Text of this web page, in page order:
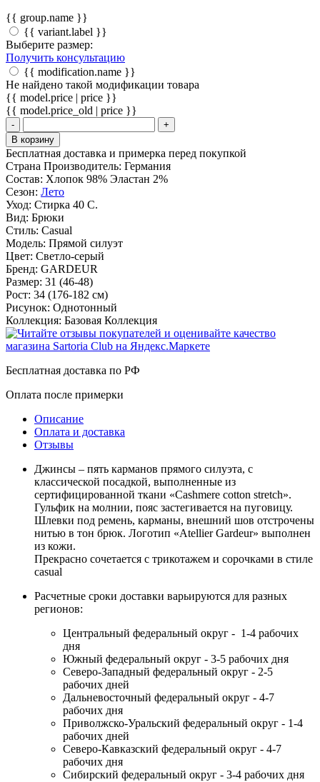
{{ group.name }}
{{ variant.label }}
Выберите размер:
Получить консультацию
{{ modification.name }}
Не найдено такой модификации товара
{{ model.price | price }}
{{ model.price_old | price }}
-
+
В корзину
Бесплатная доставка и примерка перед покупкой
Страна Производитель: Германия
Состав: Хлопок 98% Эластан 2%
Сезон: Лето
Уход: Стирка 40 С.
Вид: Брюки
Стиль: Casual
Модель: Прямой силуэт
Цвет: Светло-серый
Бренд: GARDEUR
Размер: 31 (46-48)
Рост: 34 (176-182 см)
Рисунок: Однотонный
Коллекция: Базовая Коллекция
Бесплатная доставка по РФ
Оплата после примерки
Описание
Оплата и доставка
Отзывы
Джинсы – пять карманов прямого силуэта, с
классической посадкой, выполненные из
сертифицированной ткани «Cashmere cotton stretch».
Гульфик на молнии, пояс застегивается на пуговицу.
Шлевки под ремень, карманы, внешний шов отстрочены
нитью в тон брюк. Логотип «Atellier Gardeur» выполнен
из кожи.
Прекрасно сочетается с трикотажем и сорочками в стиле
casual
Расчетные сроки доставки варьируются для разных
регионов:
Центральный федеральный округ - 1-4 рабочих
дня
Южный федеральный округ - 3-5 рабочих дня
Северо-Западный федеральный округ - 2-5
рабочих дней
Дальневосточный федеральный округ - 4-7
рабочих дня
Приволжско-Уральский федеральный округ - 1-4
рабочих дней
Северо-Кавказский федеральный округ - 4-7
рабочих дня
Сибирский федеральный округ - 3-4 рабочих дня